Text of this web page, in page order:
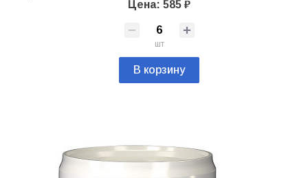
Цена: 585 ₽
шт
В корзину